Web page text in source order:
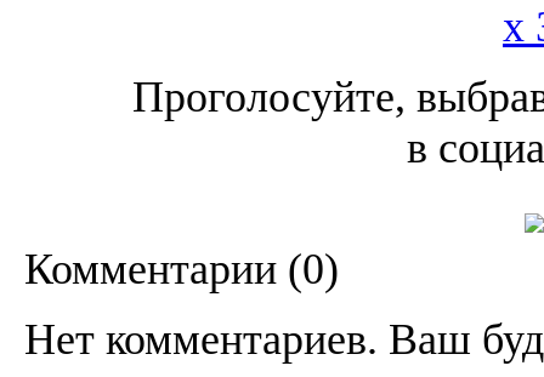
x
Проголосуйте,
в
Комментарии (0)
Нет комментариев. Ваш